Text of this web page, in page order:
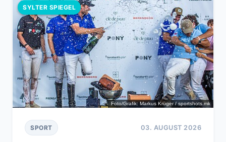
SYLTER SPIEGEL
Foto/Grafik: Markus Krüger / sportshots.mk
03. AUGUST 2026
SPORT